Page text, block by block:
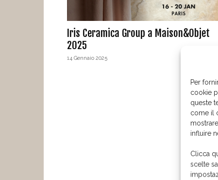
Per
cookie
queste
come il
influire
Clicca
scelte
Iris Ceramica Group a Maison&Objet
2025
14 Gennaio 2025